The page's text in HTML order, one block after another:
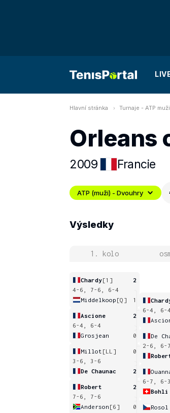
Hlavní stránka Turnaje - ATP
Orleans
2009 Francie
ATP (muži) - Dvouhry
Výsledky
1. kolo
Chardy[1]
2
4-6, 7-6, 6-4
Middelkoop [Q] 1
Ascione
2
6-4, 6-4
Grosjean
0
Millot [LL]
0
3-6, 3-6
De Chaunac
2
Robert
2
7-6, 7-6
Anderson [6] 0
6-4, 6-4
De
2-6, 6-7
6-7, 6-
Bohli
Rosol